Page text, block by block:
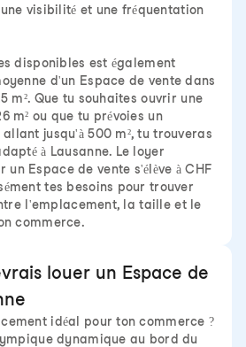
visibilité et une fréquentation
disponibles est également
d'un Espace de vente dans
m². Que tu souhaites ouvrir une
m² ou que tu prévoies un
jusqu'à 500 m², tu trouveras
à Lausanne. Le loyer
un Espace de vente s'élève à CHF
tes besoins pour trouver
l'emplacement, la taille et le
commerce.
louer un Espace de
idéal pour ton commerce ?
dynamique au bord du